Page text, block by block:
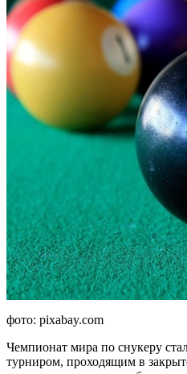
фото: pixabay.com
Чемпионат мира по снукеру
турниром, проходящим в